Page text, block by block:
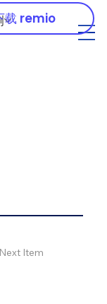
载 remio
Next Item